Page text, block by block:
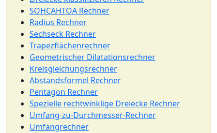
SOHCAHTOA Rechner
Radius Rechner
Sechseck Rechner
Trapezflächenrechner
Geometrischer Dilatationsrechner
Kreisgleichungsrechner
Abstandsformel Rechner
Pentagon Rechner
Spezielle rechtwinklige Dreiecke Rechner
Umfang-zu-Durchmesser-Rechner
Umfangrechner